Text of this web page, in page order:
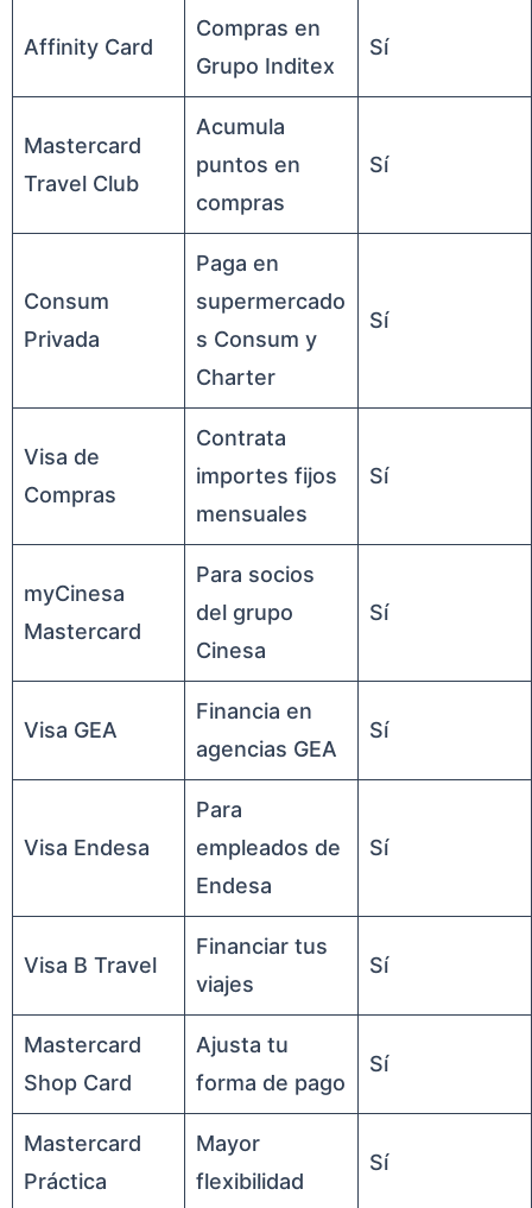
Affinity Card
Compras en
Grupo Inditex
Sí
Mastercard
Travel Club
Acumula
puntos en
compras
Sí
Consum
Privada
Paga en
supermercado
s Consum y
Charter
Sí
Visa de
Compras
Contrata
importes fijos
mensuales
Sí
myCinesa
Mastercard
Para socios
del grupo
Cinesa
Sí
Visa GEA
Financia en
agencias GEA
Sí
Visa Endesa
Para
empleados de
Endesa
Sí
Visa B Travel
Financiar tus
viajes
Sí
Mastercard
Shop Card
Ajusta tu
forma de pago
Sí
Mastercard
Práctica
Mayor
flexibilidad
Sí